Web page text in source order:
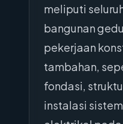
meliputi
bangunan
pekerjaan
tambahan,
fondasi,
instalasi